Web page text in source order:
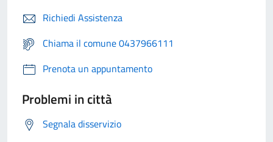
Richiedi Assistenza
Chiama il comune 0437966111
Prenota un appuntamento
Problemi in città
Segnala disservizio